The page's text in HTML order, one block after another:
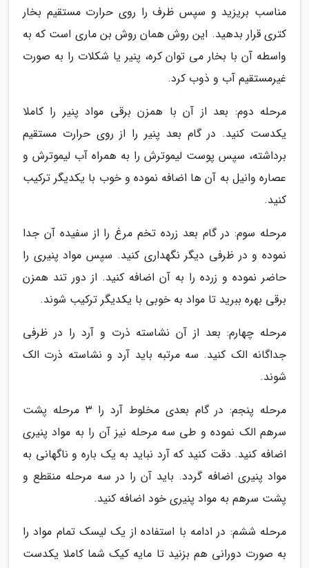
مناسب بریزید و سپس ظرف را روی حرارت مستقیم بخار
کتری قرار بدهید. این روش همان روش بن ماری است که به
واسطه آن با بخار می توان کره، پنیر یا شکلات را به صورت
غیرمستقیم آب و ذوب کرد.
مرحله دوم: بعد از آن با همزن برقی مواد پنیر را کاملا
یکدست کنید. در گام بعد پنیر را از روی حرارت مستقیم
برداشته، سپس پوست لیموترش را به همراه آب لیموترش و
عصاره وانیل به آن ها اضافه نموده و خوب با یکدیگر ترکیب
کنید.
مرحله سوم: در گام بعد زرده تخم مرغ را از سفیده آن جدا
نموده و در ظرفی دیگر نگهداری کنید. سپس مواد پنیری را
حاضر نموده و زرده را به آن اضافه کنید. از دور تند همزن
برقی بهره ببرید تا مواد به خوبی با یکدیگر ترکیب شوند.
مرحله چهارم: بعد از آن نشاسته ذرت و آرد را در ظرفی
جداگانه الک کنید. سه مرتبه باید آرد و نشاسته ذرت الک
شوند.
مرحله پنجم: در گام بعدی مخلوط آرد را 3 مرحله پشت
سرهم الک نموده و طی سه مرحله نیز آن را به مواد پنیری
اضافه کنید. دقت کنید که آرد نباید به یک باره و ناگهانی به
مواد پنیری اضافه گردد. باید آن را در سه مرحله منقطع و
پشت سرهم به مواد پنیری خود اضافه کنید.
مرحله ششم: در ادامه با استفاده از یک لیسک تمام مواد را
به صورت دورانی هم بزنید تا مایه کیک شما کاملا یکدست